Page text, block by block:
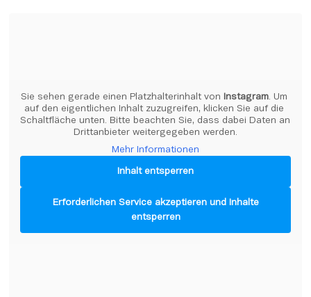
Sie sehen gerade einen Platzhalterinhalt von Instagram. Um
auf den eigentlichen Inhalt zuzugreifen, klicken Sie auf die
Schaltfläche unten. Bitte beachten Sie, dass dabei Daten an
Drittanbieter weitergegeben werden.
Mehr Informationen
Inhalt entsperren
Erforderlichen Service akzeptieren und Inhalte
entsperren